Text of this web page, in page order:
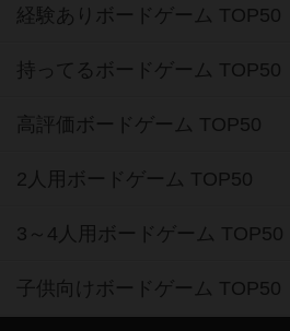
経験ありボードゲーム TOP50
持ってるボードゲーム TOP50
高評価ボードゲーム TOP50
2人用ボードゲーム TOP50
3～4人用ボードゲーム TOP50
子供向けボードゲーム TOP50